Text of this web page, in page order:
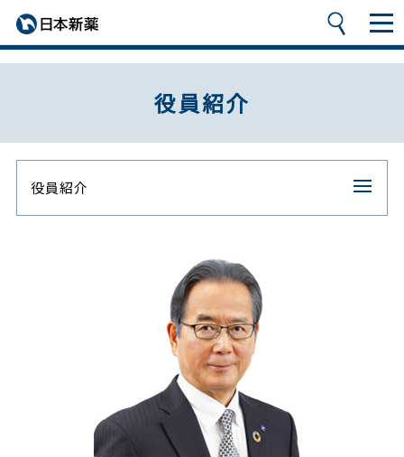
役員紹介
役員紹介